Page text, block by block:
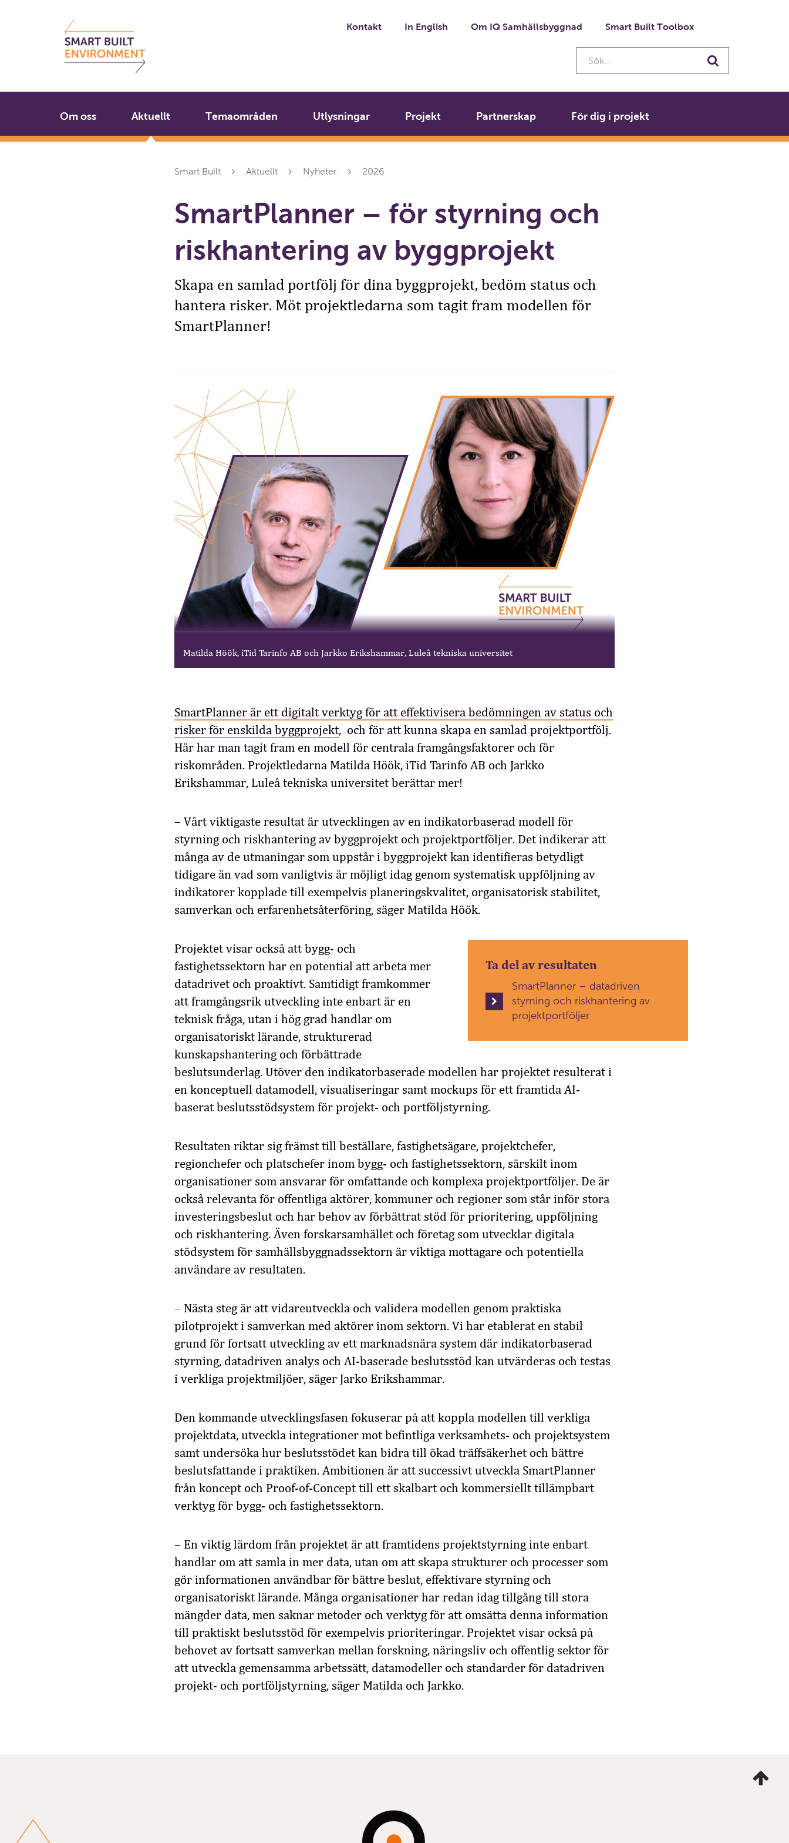
Kontakt In English Om IQ Samhällsbyggnad Smart Built Toolbox
Sök
Om oss Aktuellt Temaområden Utlysningar Projekt Partnerskap För dig i projekt
Smart Built Aktuellt Nyheter 2026
SmartPlanner – för styrning och
riskhantering av byggprojekt
Skapa en samlad portfölj för dina byggprojekt, bedöm status och
hantera risker. Möt projektledarna som tagit fram modellen för
SmartPlanner!
Matilda Höök, iTid Tarinfo AB och Jarkko Erikshammar, Luleå tekniska universitet
SmartPlanner är ett digitalt verktyg för att effektivisera bedömningen av status och
risker för enskilda byggprojekt, och för att kunna skapa en samlad projektportfölj.
Här har man tagit fram en modell för centrala framgångsfaktorer och för
riskområden. Projektledarna Matilda Höök, iTid Tarinfo AB och Jarkko
Erikshammar, Luleå tekniska universitet berättar mer!
– Vårt viktigaste resultat är utvecklingen av en indikatorbaserad modell för
styrning och riskhantering av byggprojekt och projektportföljer. Det indikerar att
många av de utmaningar som uppstår i byggprojekt kan identifieras betydligt
tidigare än vad som vanligtvis är möjligt idag genom systematisk uppföljning av
indikatorer kopplade till exempelvis planeringskvalitet, organisatorisk stabilitet,
samverkan och erfarenhetsåterföring, säger Matilda Höök.
Ta del av resultaten
SmartPlanner – datadriven
styrning och riskhantering av
projektportföljer
Projektet visar också att bygg- och
fastighetssektorn har en potential att arbeta mer
datadrivet och proaktivt. Samtidigt framkommer
att framgångsrik utveckling inte enbart är en
teknisk fråga, utan i hög grad handlar om
organisatoriskt lärande, strukturerad
kunskapshantering och förbättrade
beslutsunderlag. Utöver den indikatorbaserade modellen har projektet resulterat i
en konceptuell datamodell, visualiseringar samt mockups för ett framtida AI-
baserat beslutsstödsystem för projekt- och portföljstyrning.
Resultaten riktar sig främst till beställare, fastighetsägare, projektchefer,
regionchefer och platschefer inom bygg- och fastighetssektorn, särskilt inom
organisationer som ansvarar för omfattande och komplexa projektportföljer. De är
också relevanta för offentliga aktörer, kommuner och regioner som står inför stora
investeringsbeslut och har behov av förbättrat stöd för prioritering, uppföljning
och riskhantering. Även forskarsamhället och företag som utvecklar digitala
stödsystem för samhällsbyggnadssektorn är viktiga mottagare och potentiella
användare av resultaten.
– Nästa steg är att vidareutveckla och validera modellen genom praktiska
pilotprojekt i samverkan med aktörer inom sektorn. Vi har etablerat en stabil
grund för fortsatt utveckling av ett marknadsnära system där indikatorbaserad
styrning, datadriven analys och AI-baserade beslutsstöd kan utvärderas och testas
i verkliga projektmiljöer, säger Jarko Erikshammar.
Den kommande utvecklingsfasen fokuserar på att koppla modellen till verkliga
projektdata, utveckla integrationer mot befintliga verksamhets- och projektsystem
samt undersöka hur beslutsstödet kan bidra till ökad träffsäkerhet och bättre
beslutsfattande i praktiken. Ambitionen är att successivt utveckla SmartPlanner
från koncept och Proof-of-Concept till ett skalbart och kommersiellt tillämpbart
verktyg för bygg- och fastighetssektorn.
– En viktig lärdom från projektet är att framtidens projektstyrning inte enbart
handlar om att samla in mer data, utan om att skapa strukturer och processer som
gör informationen användbar för bättre beslut, effektivare styrning och
organisatoriskt lärande. Många organisationer har redan idag tillgång till stora
mängder data, men saknar metoder och verktyg för att omsätta denna information
till praktiskt beslutsstöd för exempelvis prioriteringar. Projektet visar också på
behovet av fortsatt samverkan mellan forskning, näringsliv och offentlig sektor för
att utveckla gemensamma arbetssätt, datamodeller och standarder för datadriven
projekt- och portföljstyrning, säger Matilda och Jarkko.
mig